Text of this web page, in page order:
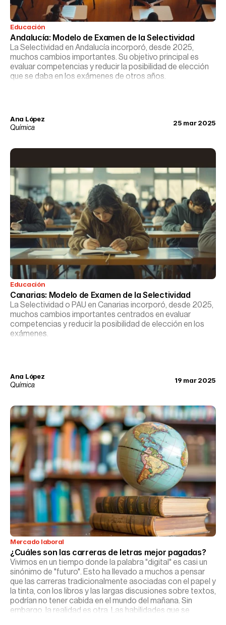
Educación
Andalucía: Modelo de Examen de la Selectividad
La Selectividad en Andalucía incorporó, desde 2025,
muchos cambios importantes. Su objetivo principal es
evaluar competencias y reducir la posibilidad de elección
que se daba en los exámenes de otros años.
Ana López
Química
25 mar 2025
Educación
Canarias: Modelo de Examen de la Selectividad
La Selectividad o PAU en Canarias incorporó, desde 2025,
muchos cambios importantes centrados en evaluar
competencias y reducir la posibilidad de elección en los
exámenes.
Ana López
Química
19 mar 2025
Mercado laboral
¿Cuáles son las carreras de letras mejor pagadas?
Vivimos en un tiempo donde la palabra "digital" es casi un
sinónimo de "futuro". Esto ha llevado a muchos a pensar
que las carreras tradicionalmente asociadas con el papel y
la tinta, con los libros y las largas discusiones sobre textos,
podrían no tener cabida en el mundo del mañana. Sin
embargo, la realidad es otra. Las habilidades que se